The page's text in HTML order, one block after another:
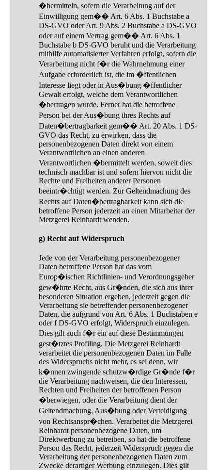
�bermitteln, sofern die Verarbeitung auf der
Einwilligung gem�� Art. 6 Abs. 1 Buchstabe a
DS-GVO oder Art. 9 Abs. 2 Buchstabe a DS-GVO
oder auf einem Vertrag gem�� Art. 6 Abs. 1
Buchstabe b DS-GVO beruht und die Verarbeitung
mithilfe automatisierter Verfahren erfolgt, sofern die
Verarbeitung nicht f�r die Wahrnehmung einer
Aufgabe erforderlich ist, die im �ffentlichen
Interesse liegt oder in Aus�bung �ffentlicher
Gewalt erfolgt, welche dem Verantwortlichen
�bertragen wurde. Ferner hat die betroffene
Person bei der Aus�bung ihres Rechts auf
Daten�bertragbarkeit gem�� Art. 20 Abs. 1 DS-
GVO das Recht, zu erwirken, dass die
personenbezogenen Daten direkt von einem
Verantwortlichen an einen anderen
Verantwortlichen �bermittelt werden, soweit dies
technisch machbar ist und sofern hiervon nicht die
Rechte und Freiheiten anderer Personen
beeintr�chtigt werden. Zur Geltendmachung des
Rechts auf Daten�bertragbarkeit kann sich die
betroffene Person jederzeit an einen Mitarbeiter der
Metzgerei Reinhardt wenden.
g) Recht auf Widerspruch
Jede von der Verarbeitung personenbezogener
Daten betroffene Person hat das vom
Europ�ischen Richtlinien- und Verordnungsgeber
gew�hrte Recht, aus Gr�nden, die sich aus ihrer
besonderen Situation ergeben, jederzeit gegen die
Verarbeitung sie betreffender personenbezogener
Daten, die aufgrund von Art. 6 Abs. 1 Buchstaben e
oder f DS-GVO erfolgt, Widerspruch einzulegen.
Dies gilt auch f�r ein auf diese Bestimmungen
gest�tztes Profiling. Die Metzgerei Reinhardt
verarbeitet die personenbezogenen Daten im Falle
des Widerspruchs nicht mehr, es sei denn, wir
k�nnen zwingende schutzw�rdige Gr�nde f�r
die Verarbeitung nachweisen, die den Interessen,
Rechten und Freiheiten der betroffenen Person
�berwiegen, oder die Verarbeitung dient der
Geltendmachung, Aus�bung oder Verteidigung
von Rechtsanspr�chen. Verarbeitet die Metzgerei
Reinhardt personenbezogene Daten, um
Direktwerbung zu betreiben, so hat die betroffene
Person das Recht, jederzeit Widerspruch gegen die
Verarbeitung der personenbezogenen Daten zum
Zwecke derartiger Werbung einzulegen. Dies gilt